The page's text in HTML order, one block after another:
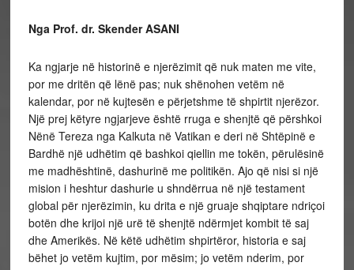
Nga Prof. dr. Skender ASANI
Ka ngjarje në historinë e njerëzimit që nuk maten me vite,
por me dritën që lënë pas; nuk shënohen vetëm në
kalendar, por në kujtesën e përjetshme të shpirtit njerëzor.
Një prej këtyre ngjarjeve është rruga e shenjtë që përshkoi
Nënë Tereza nga Kalkuta në Vatikan e deri në Shtëpinë e
Bardhë një udhëtim që bashkoi qiellin me tokën, përulësinë
me madhështinë, dashurinë me politikën. Ajo që nisi si një
mision i heshtur dashurie u shndërrua në një testament
global për njerëzimin, ku drita e një gruaje shqiptare ndriçoi
botën dhe krijoi një urë të shenjtë ndërmjet kombit të saj
dhe Amerikës. Në këtë udhëtim shpirtëror, historia e saj
bëhet jo vetëm kujtim, por mësim; jo vetëm nderim, por